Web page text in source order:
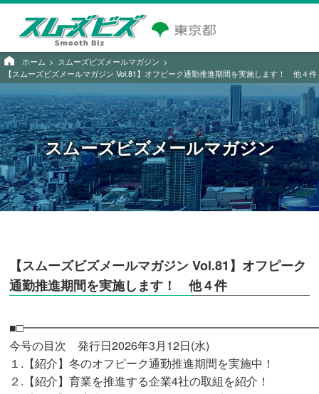
ホーム
スムーズビズメールマガジン
【スムーズビズメールマガジン Vol.81】オフピーク通勤推進期間を実施します！ 他４件
スムーズビズメールマガジン
【スムーズビズメールマガジン Vol.81】オフピーク
通勤推進期間を実施します！ 他４件
今号の目次 発行日2026年3月12日(水)
１.【紹介】冬のオフピーク通勤推進期間を実施中！
２.【紹介】育業を推進する企業4社の取組を紹介！